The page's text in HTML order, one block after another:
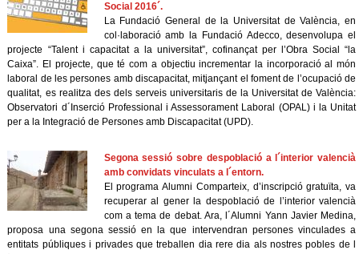
Social 2016´.
La Fundació General de la Universitat de València, en
col·laboració amb la Fundació Adecco, desenvolupa el
projecte “Talent i capacitat a la universitat”, cofinançat per l’Obra Social “la
Caixa”. El projecte, que té com a objectiu incrementar la incorporació al món
laboral de les persones amb discapacitat, mitjançant el foment de l’ocupació de
qualitat, es realitza des dels serveis universitaris de la Universitat de València:
Observatori d´Inserció Professional i Assessorament Laboral (OPAL) i la Unitat
per a la Integració de Persones amb Discapacitat (UPD).
Segona sessió sobre despoblació a l´interior valencià
amb convidats vinculats a l´entorn.
El programa Alumni Comparteix, d’inscripció gratuïta, va
recuperar al gener la despoblació de l’interior valencià
com a tema de debat. Ara, l´Alumni Yann Javier Medina,
proposa una segona sessió en la que intervendran persones vinculades a
entitats públiques i privades que treballen dia rere dia als nostres pobles de l